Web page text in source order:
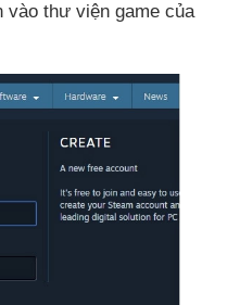
vào thư viện game của